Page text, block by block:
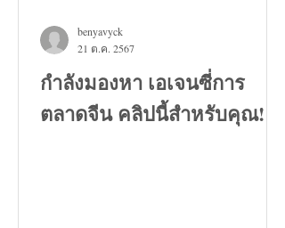
กำลังมองหา เอเจนซี่การ
ตลาดจีน คลิปนี้สำหรับคุณ!
benyavyck
21 ต.ค. 2567